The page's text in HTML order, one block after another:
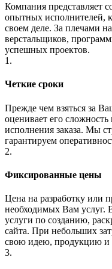
Компания представляет
опытных исполнителей,
своем деле. За плечами
верстальщиков,
успешных проектов.
1.
Четкие сроки
Прежде чем взяться за
оценивает его сложность
исполнения заказа. Мы
гарантируем
2.
Фиксированные цены
Цена на разработку или
необходимых Вам услуг.
услуги по созданию,
сайта. При небольших
свою идею, продукцию и
3.